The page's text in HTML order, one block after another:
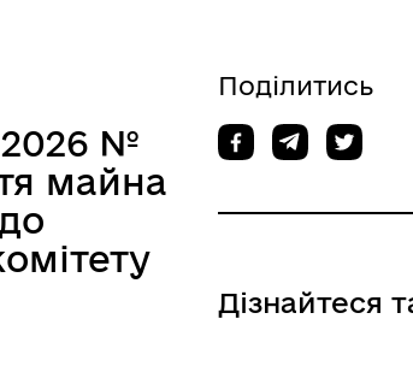
№
майна
Поділитись
Дізнайтеся